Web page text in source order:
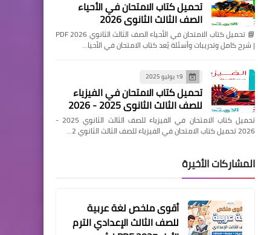
تحميل كتاب الامتحان في الأحياء
الصف الثالث الثانوي 2026
📘 تحميل كتاب الامتحان في الأحياء الصف الثالث الثانوي 2026 PDF
| شرح كامل وتدريبات وأسئلة يُعد كتاب الامتحان في الأحيا…
19 يوليو 2025
تحميل كتاب الامتحان في الفيزياء
للصف الثالث الثانوي 2025 - 2026
تحميل كتاب الامتحان في الفيزياء للصف الثالث الثانوي 2025 -
2026 تحميل كتاب الامتحان في الفيزياء للصف الثالث الثانوي 2…
المشاركات الأخيرة
أقوى ملخص لغة عربية
للصف الثالث الإعدادي الترم